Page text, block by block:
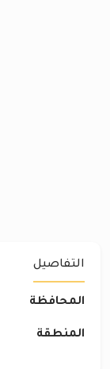
التفاصيل
المحافظة
المنطقة